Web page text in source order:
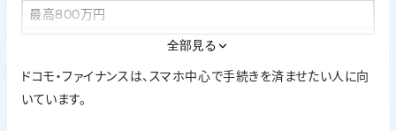
最高800万円
申込みから契約、借入れ、返済までWeb・アプリで手続き可
能。カードレスで利用できるタイプあり
全部見る
ドコモ・ファイナンスは、スマホ中心で手続きを済ませたい人に向
いています。